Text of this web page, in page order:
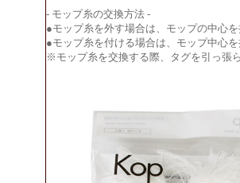
- モップ糸の交換方法 -
●モップ糸を外す場合は、モップの中心
●モップ糸を付ける場合は、モップ中心
※モップ糸を交換する際、タグを引っ張